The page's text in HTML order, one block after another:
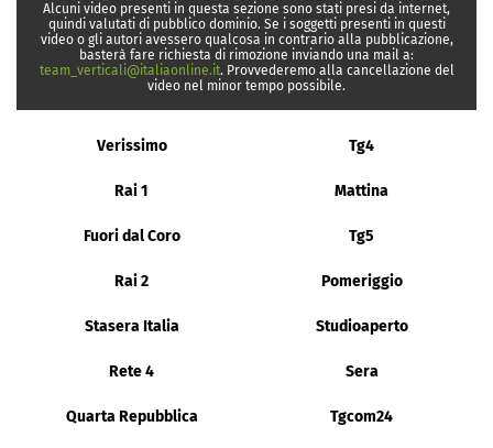
Alcuni video presenti in questa sezione sono stati presi da internet,
quindi valutati di pubblico dominio. Se i soggetti presenti in questi
video o gli autori avessero qualcosa in contrario alla pubblicazione,
basterà fare richiesta di rimozione inviando una mail a:
team_verticali@italiaonline.it. Provvederemo alla cancellazione del
video nel minor tempo possibile.
Verissimo Tg4
Rai 1 Mattina
Fuori dal Coro Tg5
Rai 2 Pomeriggio
Stasera Italia Studioaperto
Rete 4 Sera
Quarta Repubblica Tgcom24